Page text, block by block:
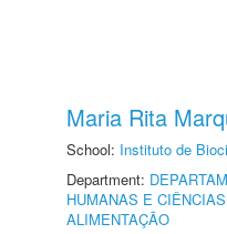
Maria Rita
School: Instituto de
Department:
HUMANAS E
ALIMENTAÇÃO